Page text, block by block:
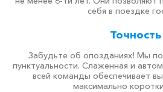
себя в поездке
Точность
Забудьте об опозданиях! Мы
пунктуальности. Слаженная и
всей команды обеспечивает
максимально